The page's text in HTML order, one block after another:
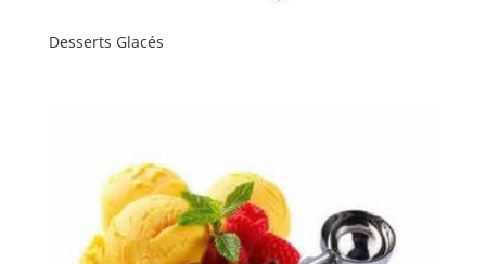
Desserts Glacés